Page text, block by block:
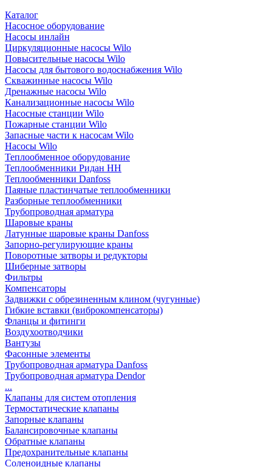
Каталог
Насосное оборудование
Насосы инлайн
Циркуляционные насосы Wilo
Повысительные насосы Wilo
Насосы для бытового водоснабжения Wilo
Скважинные насосы Wilo
Дренажные насосы Wilo
Канализационные насосы Wilo
Насосные станции Wilo
Пожарные станции Wilo
Запасные части к насосам Wilo
Насосы Wilo
Теплообменное оборудование
Теплообменники Ридан НН
Теплообменники Danfoss
Паяные пластинчатые теплообменники
Разборные теплообменники
Трубопроводная арматура
Шаровые краны
Латунные шаровые краны Danfoss
Запорно-регулирующие краны
Поворотные затворы и редукторы
Шиберные затворы
Фильтры
Компенсаторы
Задвижки с обрезиненным клином (чугунные)
Гибкие вставки (виброкомпенсаторы)
Фланцы и фитинги
Воздухоотводчики
Вантузы
Фасонные элементы
Трубопроводная арматура Danfoss
Трубопроводная арматура Dendor
...
Клапаны для систем отопления
Термостатические клапаны
Запорные клапаны
Балансировочные клапаны
Обратные клапаны
Предохранительные клапаны
Соленоидные клапаны